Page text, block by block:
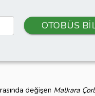
OTOBÜS
değişen Malkara